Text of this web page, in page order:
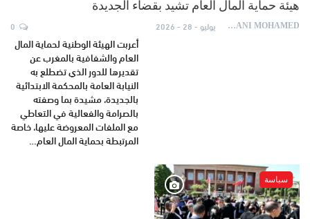
هيئة حماية المال العام تشيد بقضاء الجديدة
AYDANI MOHAMED يوليو - 28 - 2026
أعربت الهيئة الوطنية لحماية المال
العام والشفافية بالمغرب عن
تقديرها للدور الذي تضطلع به
النيابة العامة بالمحكمة الابتدائية
بالجديدة، مشيدة بما وصفته
بالصرامة والفعالية في التعاطي
مع الملفات المعروضة عليها، خاصة
المرتبطة بحماية المال العام…
سياسة